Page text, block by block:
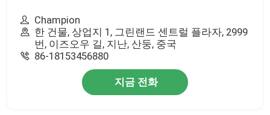
Champion
한 건물, 상업지 1, 그린랜드 센트럴 플라자, 2999
번, 이즈오우 길, 지난, 산둥, 중국
86-18153456880
지금 전화